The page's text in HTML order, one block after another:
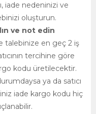
iade nedeninizi ve
oluşturun.
ve not edin
talebinize en geç 2 iş
tercihine göre
kodu üretilecektir.
ya da satıcı
iade kargo kodu hiç